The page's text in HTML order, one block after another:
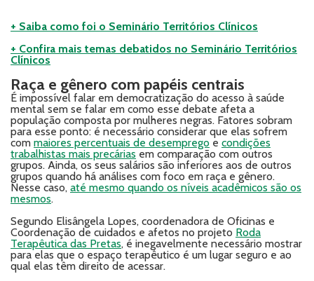
+ Saiba como foi o Seminário Territórios Clínicos
+ Confira mais temas debatidos no Seminário Territórios
Clínicos
Raça e gênero com papéis centrais
É impossível falar em democratização do acesso à saúde
mental sem se falar em como esse debate afeta a
população composta por mulheres negras. Fatores sobram
para esse ponto: é necessário considerar que elas sofrem
com maiores percentuais de desemprego e condições
trabalhistas mais precárias em comparação com outros
grupos. Ainda, os seus salários são inferiores aos de outros
grupos quando há análises com foco em raça e gênero.
Nesse caso, até mesmo quando os níveis acadêmicos são os
mesmos.
Segundo Elisângela Lopes, coordenadora de Oficinas e
Coordenação de cuidados e afetos no projeto Roda
Terapêutica das Pretas, é inegavelmente necessário mostrar
para elas que o espaço terapêutico é um lugar seguro e ao
qual elas têm direito de acessar.